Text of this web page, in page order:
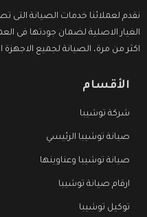
نقدم لعملائنا خدمات الصيانة
الغيار الاصلية لضمان جودتها فى
اكثر من مرة، الصيانة لجميع
الأقسام
شركة توشيبا
صيانة توشيبا الرئيسي
صيانة توشيبا وعناوينها
ارقام صيانة توشيبا
توكيل توشيبا